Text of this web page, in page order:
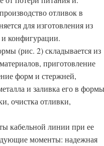
отливок в
для изготовления из
конфигурации.
(рис. 2) складывается из
приготовление
форм и стержней,
и заливка его в
очистка отливки,
кабельной линии при ее
моменты: надежная